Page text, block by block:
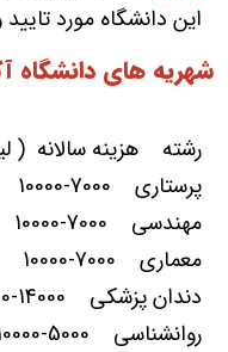
این دانشگاه مورد
شهریه های دانشگاه
رشته هزینه سالانه (
پرستاری 7000-10000
مهندسی 7000-10000
معماری 7000-10000
دندان پزشکی 14000-20000
روانشناسی 5000-10000